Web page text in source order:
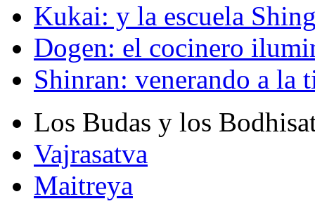
Kukai: y la escuela
Dogen: el cocinero
Shinran: venerando a la
Los Budas y los
Vajrasatva
Maitreya